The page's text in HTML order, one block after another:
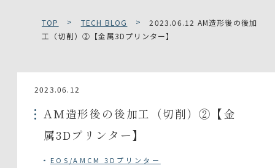
TOP TECH BLOG
2023.06.12 AM造形後の後加
工（切削）②【金属3Dプリンター】
2023.06.12
AM造形後の後加工（切削）②【金
属3Dプリンター】
EOS/AMCM 3Dプリンター